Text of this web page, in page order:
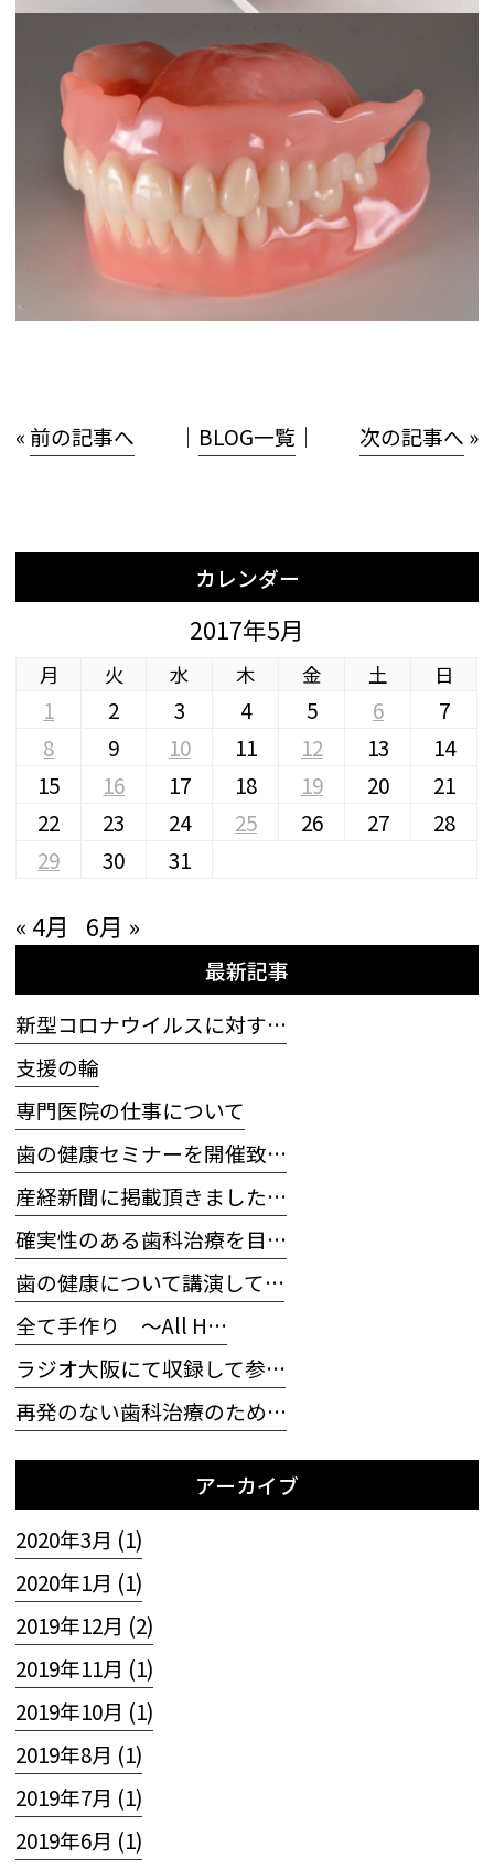
« 前の記事へ │ BLOG一覧 │ 次の記事へ »
カレンダー
2017年5月
月 火 水 木 金 土 日
1 2 3 4 5 6
7
8
9 10 11 12 13
14
15
16 17 18 19 20
21
22
23 24 25 26 27
28
29
30 31
« 4月 6月 »
最新記事
新型コロナウイルスに対す…
支援の輪
専門医院の仕事について
歯の健康セミナーを開催致…
産経新聞に掲載頂きました…
確実性のある歯科治療を目…
歯の健康について講演して…
全て手作り 〜All H…
ラジオ大阪にて収録して参…
再発のない歯科治療のため…
アーカイブ
2020年3月 (1)
2020年1月 (1)
2019年12月 (2)
2019年11月 (1)
2019年10月 (1)
2019年8月 (1)
2019年7月 (1)
2019年6月 (1)